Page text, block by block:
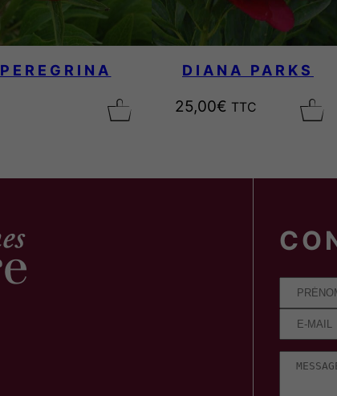
PEREGRINA DIANA PARKS
25,00€ TTC